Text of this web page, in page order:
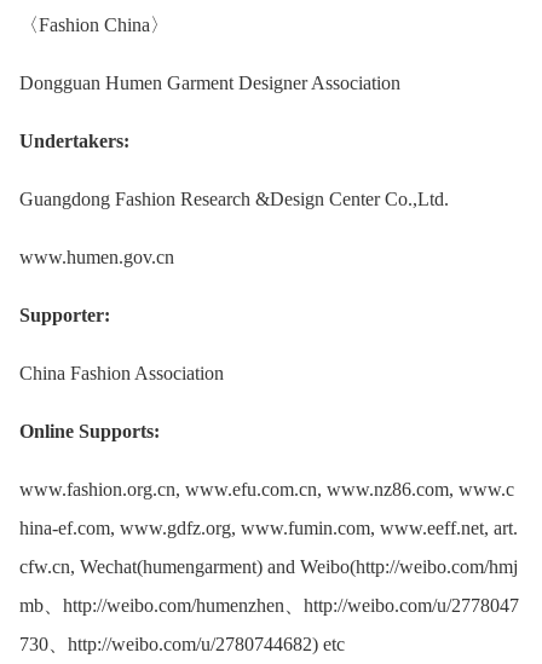
〈Fashion China〉
Dongguan Humen Garment Designer Association
Undertakers:
Guangdong Fashion Research &Design Center Co.,Ltd.
www.humen.gov.cn
Supporter:
China Fashion Association
Online Supports:
www.fashion.org.cn, www.efu.com.cn, www.nz86.com, www.c
hina-ef.com, www.gdfz.org, www.fumin.com, www.eeff.net, art.
cfw.cn, Wechat(humengarment) and Weibo(http://weibo.com/hmj
mb、http://weibo.com/humenzhen、http://weibo.com/u/2778047
730、http://weibo.com/u/2780744682) etc